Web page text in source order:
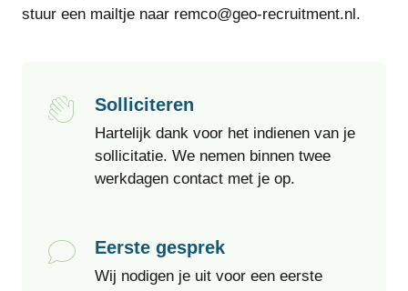
stuur een mailtje naar remco@geo-recruitment.nl.
Solliciteren
Hartelijk dank voor het indienen van je
sollicitatie. We nemen binnen twee
werkdagen contact met je op.
Eerste gesprek
Wij nodigen je uit voor een eerste